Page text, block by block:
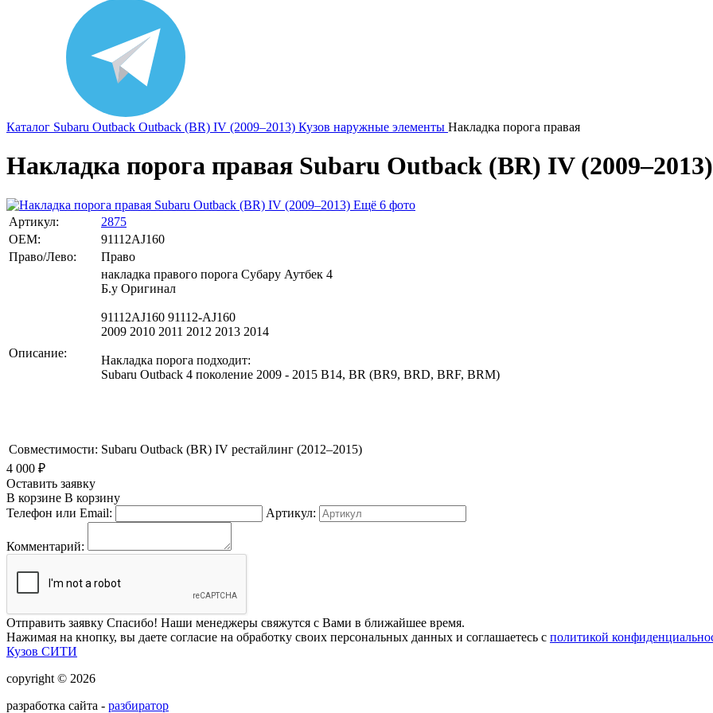
Каталог Subaru Outback Outback (BR) IV (2009–2013) Кузов наружные элементы Накладка порога правая
Накладка порога правая Subaru Outback (BR) IV
Ещё 6 фото
Артикул:
2875
OEM:
91112AJ160
Право/Лево:
Право
Описание:
накладка правого порога Субару Аутбек 4
Б.у Оригинал
91112AJ160 91112-AJ160
2009 2010 2011 2012 2013 2014
Накладка порога подходит:
Subaru Outback 4 поколение 2009 - 2015 B14, BR (BR9, BRD, BRF, BRM)
Совместимости: Subaru Outback (BR) IV рестайлинг (2012–2015)
4 000 ₽
Оставить заявку
В корзине В корзину
Телефон или Email:
Артикул:
Комментарий:
Отправить заявку Спасибо! Наши менеджеры свяжутся с Вами в ближайшее время.
Нажимая на кнопку, вы даете согласие на обработку своих персональных данных и соглашаетесь с политикой
Кузов СИТИ
copyright © 2026
разработка сайта - разбиратор